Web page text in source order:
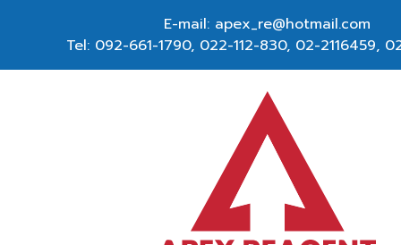
E-mail: apex_re@hotmail.com
Tel: 092-661-1790, 022-112-830, 02-2116459,